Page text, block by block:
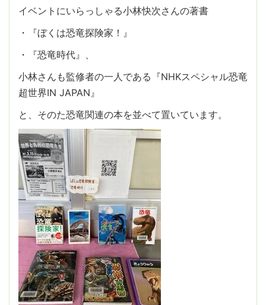
イベントにいらっしゃる小林快次さんの著書
・『ぼくは恐竜探険家！』
・『恐竜時代』、
小林さんも監修者の一人である『NHKスペシャル恐竜
超世界IN JAPAN』
と、そのた恐竜関連の本を並べて置いています。